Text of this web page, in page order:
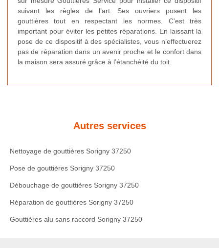
suivant les règles de l’art. Ses ouvriers posent les
gouttières tout en respectant les normes. C’est très
important pour éviter les petites réparations. En laissant la
pose de ce dispositif à des spécialistes, vous n’effectuerez
pas de réparation dans un avenir proche et le confort dans
la maison sera assuré grâce à l’étanchéité du toit.
Autres services
Nettoyage de gouttières Sorigny 37250
Pose de gouttières Sorigny 37250
Débouchage de gouttières Sorigny 37250
Réparation de gouttières Sorigny 37250
Gouttières alu sans raccord Sorigny 37250